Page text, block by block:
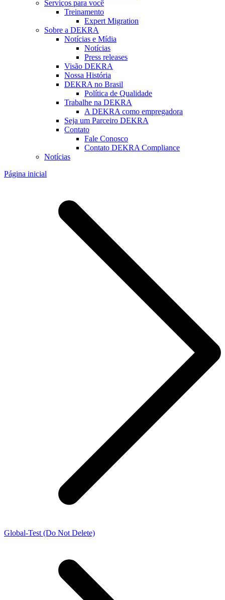
Serviços para você
Treinamento
Expert Migration
Sobre a DEKRA
Notícias e Mídia
Notícias
Press releases
Visão DEKRA
Nossa História
DEKRA no Brasil
Política de Qualidade
Trabalhe na DEKRA
A DEKRA como empregadora
Seja um Parceiro DEKRA
Contato
Fale Conosco
Contato DEKRA Compliance
Notícias
Página inicial
Global-Test (Do Not Delete)